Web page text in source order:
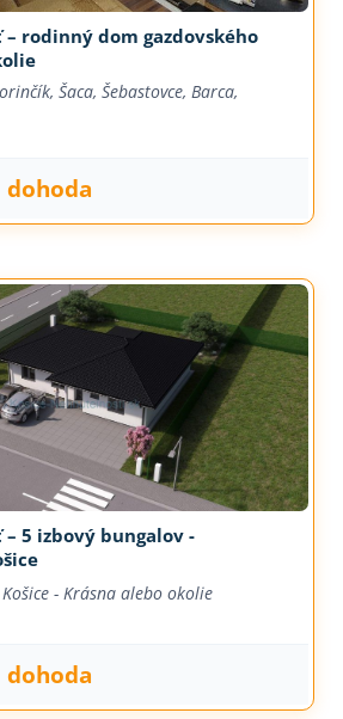
rodinný dom gazdovského
Šaca, Šebastovce, Barca,
dohoda
5 izbový bungalov -
Košice - Krásna alebo okolie
dohoda